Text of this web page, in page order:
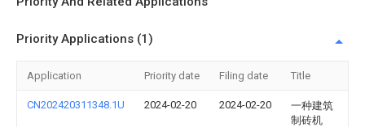
Priority Applications (1)
Application Priority date Filing date Title
CN202420311348.1U 2024-02-20 2024-02-20
一种建筑
制砖机